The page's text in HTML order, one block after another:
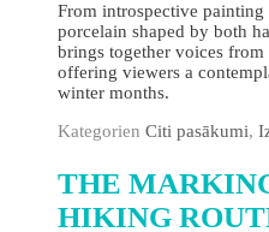
From introspective painting
porcelain shaped by both
brings together voices
offering viewers a
winter months.
Kategorien Citi pasākumi,
THE
HIKING